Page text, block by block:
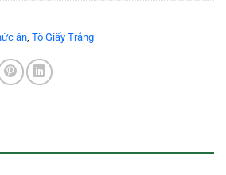
ăn Tô Giấy Trắng